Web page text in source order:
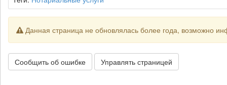
Данная страница не обновлялась более года, возможно
Сообщить об ошибке Управлять страницей